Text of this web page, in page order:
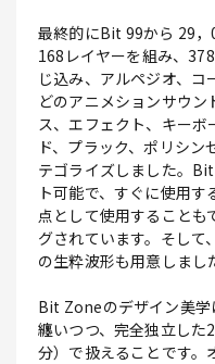
最終的にBit 99から 29，
168レイヤーを組み、
じ込み、アルペジオ、
どのアニメションサウン
ス、エフェクト、キーボ
ド、プラック、ポリシ
テゴライズしました。
ト可能で、すぐに使用
点として使用することも
グされています。そし
の生粋波形も用意しまし
Bit Zoneのデザイン美学
纏いつつ、完全独立した
分）で扱えることです。